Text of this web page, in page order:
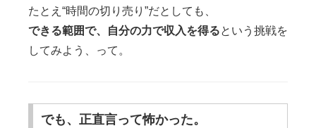
たとえ“時間の切り売り”だとしても、
できる範囲で、自分の力で収入を得るという挑戦を
してみよう、って。
でも、正直言って怖かった。